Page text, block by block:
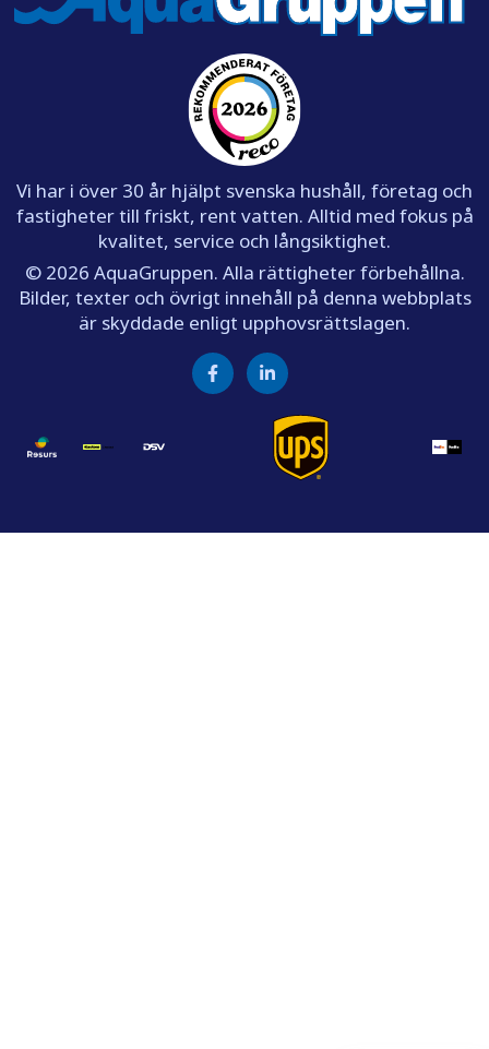
Vi har i över 30 år hjälpt svenska hushåll, företag och
fastigheter till friskt, rent vatten. Alltid med fokus på
kvalitet, service och långsiktighet.
© 2026 AquaGruppen. Alla rättigheter förbehållna.
Bilder, texter och övrigt innehåll på denna webbplats
är skyddade enligt upphovsrättslagen.
Facebook